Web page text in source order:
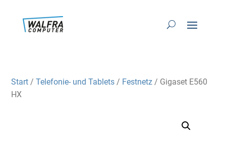
Start /Telefonie- und Tablets / Festnetz / Gigaset E560
HX